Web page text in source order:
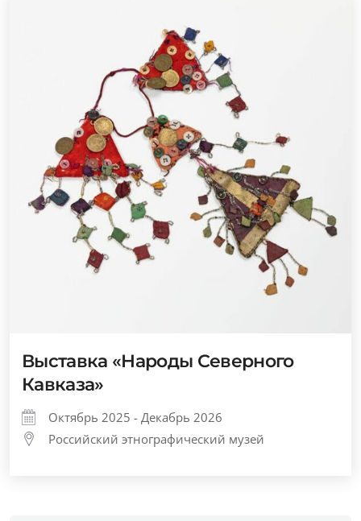
Выставка «Народы Северного
Кавказа»
Октябрь 2025 - Декабрь 2026
Российский этнографический музей